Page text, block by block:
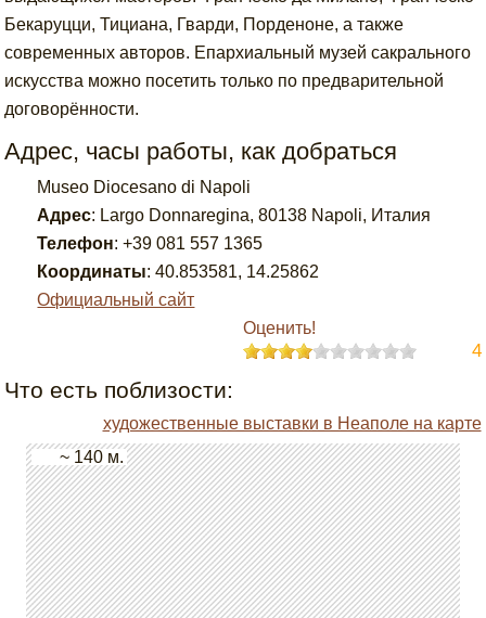
Бекаруцци, Тициана, Гварди, Порденоне, а также
современных авторов. Епархиальный музей сакрального
искусства можно посетить только по предварительной
договорённости.
Адрес, часы работы, как добраться
Museo Diocesano di Napoli
Адрес: Largo Donnaregina, 80138 Napoli, Италия
Телефон:+39 081 557 1365
Координаты: 40.853581, 14.25862
Официальный сайт
Оценить!
4
Что есть поблизости:
художественные выставки в Неаполе на карте
~ 140 м.